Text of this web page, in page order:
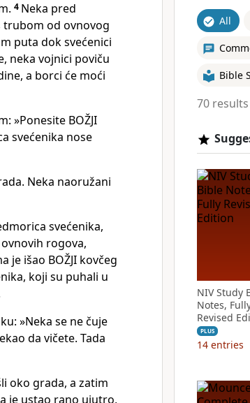
4 Neka pred
trubom od ovnovog
puta dok svećenici
neka vojnici poviču
a borci će moći
»Ponesite BOŽJI
svećenika nose
Neka naoružani
svećenika,
rogova,
je išao BOŽJI kovčeg
koji su puhali u
»Neka se ne čuje
da vičete. Tada
oko grada, a zatim
je ustao rano ujutro,
All
Bible
70 results
NIV Study
Notes,
Revised
PLUS
14 entries